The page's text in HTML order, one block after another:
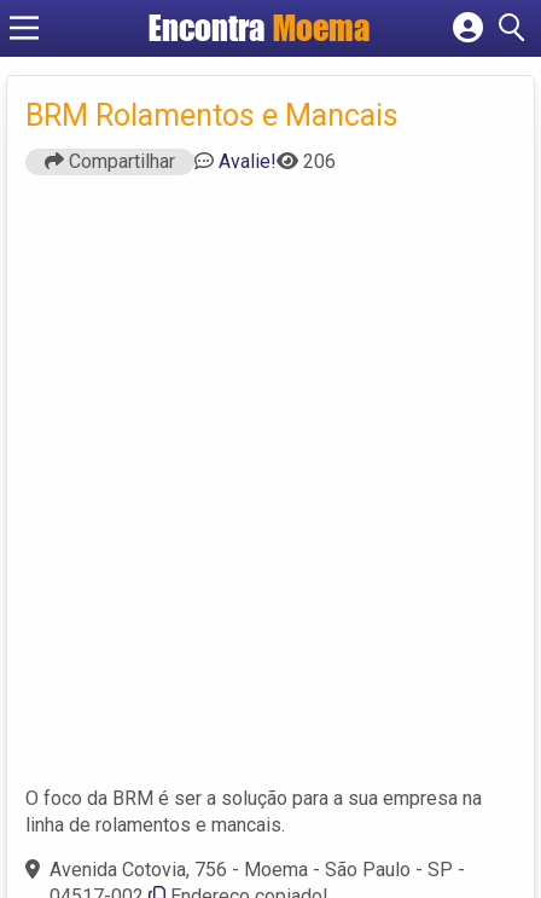
Encontra Moema
Criar conta
BRM Rolamentos e Mancais
Compartilhar Avalie! 206
O foco da BRM é ser a solução para a sua empresa na
linha de rolamentos e mancais.
Avenida Cotovia, 756 - Moema - São Paulo - SP -